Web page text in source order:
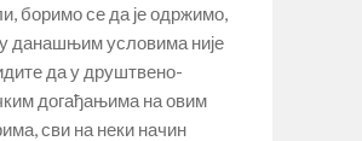
боримо се да је одржимо,
у данашњим условима није
да у друштвено-
догађањима на овим
сви на неки начин